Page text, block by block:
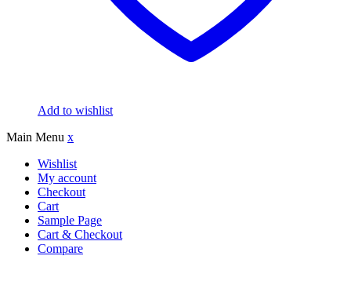
Add to wishlist
Main Menu x
Wishlist
My account
Checkout
Cart
Sample Page
Cart & Checkout
Compare